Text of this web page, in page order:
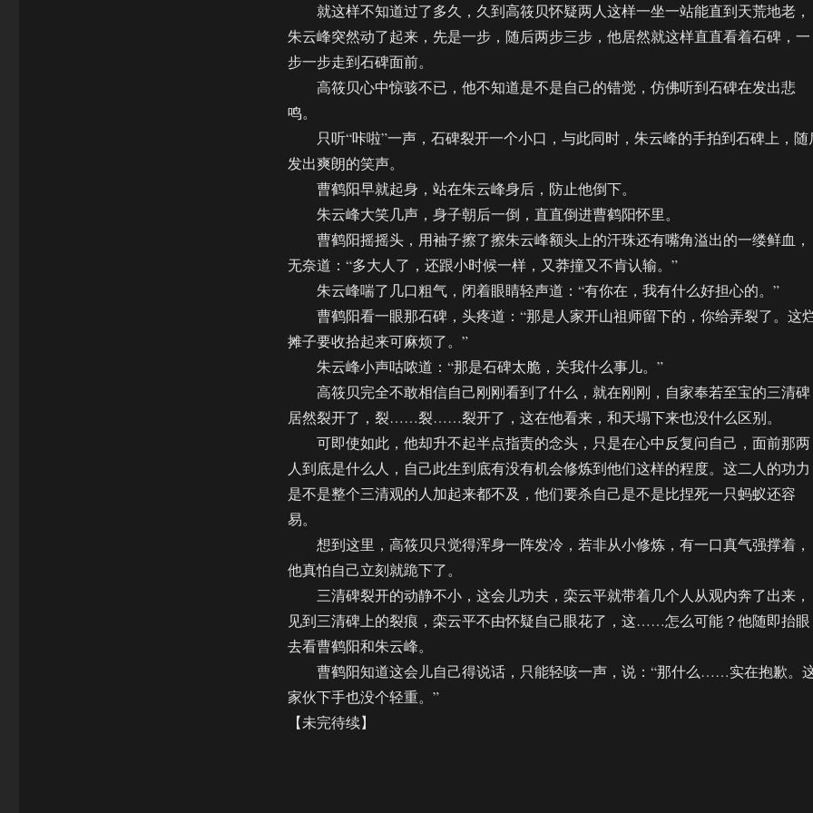
就这样不知道过了多久，久到高筱贝怀疑两人这样一坐一站能直到天荒地老，
朱云峰突然动了起来，先是一步，随后两步三步，他居然就这样直直看着石碑，一
步一步走到石碑面前。
高筱贝心中惊骇不已，他不知道是不是自己的错觉，仿佛听到石碑在发出悲
鸣。
只听“咔啦”一声，石碑裂开一个小口，与此同时，朱云峰的手拍到石碑上，随
发出爽朗的笑声。
曹鹤阳早就起身，站在朱云峰身后，防止他倒下。
朱云峰大笑几声，身子朝后一倒，直直倒进曹鹤阳怀里。
曹鹤阳摇摇头，用袖子擦了擦朱云峰额头上的汗珠还有嘴角溢出的一缕鲜血，
无奈道：“多大人了，还跟小时候一样，又莽撞又不肯认输。”
朱云峰喘了几口粗气，闭着眼睛轻声道：“有你在，我有什么好担心的。”
曹鹤阳看一眼那石碑，头疼道：“那是人家开山祖师留下的，你给弄裂了。这
摊子要收拾起来可麻烦了。”
朱云峰小声咕哝道：“那是石碑太脆，关我什么事儿。”
高筱贝完全不敢相信自己刚刚看到了什么，就在刚刚，自家奉若至宝的三清碑
居然裂开了，裂……裂……裂开了，这在他看来，和天塌下来也没什么区别。
可即使如此，他却升不起半点指责的念头，只是在心中反复问自己，面前那两
人到底是什么人，自己此生到底有没有机会修炼到他们这样的程度。这二人的功力
是不是整个三清观的人加起来都不及，他们要杀自己是不是比捏死一只蚂蚁还容
易。
想到这里，高筱贝只觉得浑身一阵发冷，若非从小修炼，有一口真气强撑着，
他真怕自己立刻就跪下了。
三清碑裂开的动静不小，这会儿功夫，栾云平就带着几个人从观内奔了出来，
见到三清碑上的裂痕，栾云平不由怀疑自己眼花了，这……怎么可能？他随即抬眼
去看曹鹤阳和朱云峰。
曹鹤阳知道这会儿自己得说话，只能轻咳一声，说：“那什么……实在抱歉。
家伙下手也没个轻重。”
【未完待续】